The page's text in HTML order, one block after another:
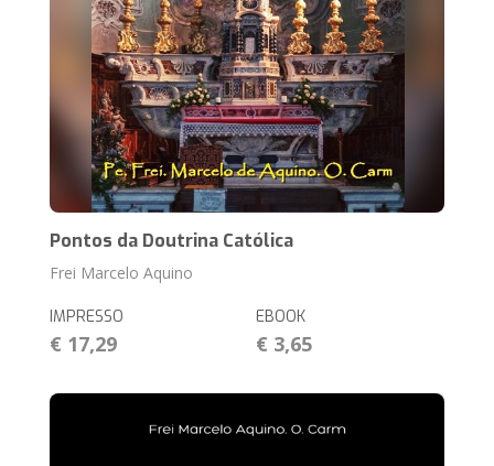
Pontos da Doutrina Católica
Frei Marcelo Aquino
IMPRESSO
€ 17,29
EBOOK
€ 3,65